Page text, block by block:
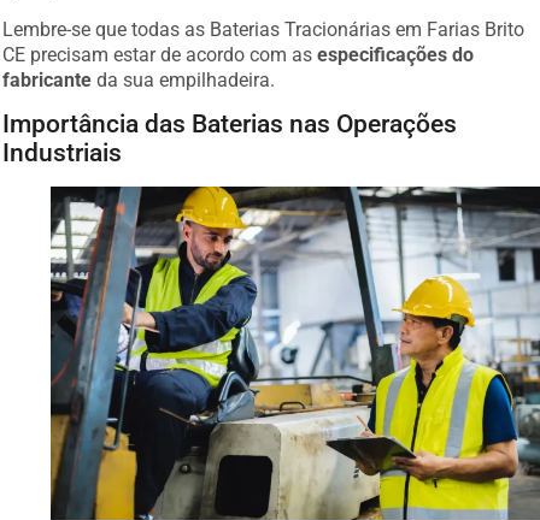
Lembre-se que todas as Baterias Tracionárias em Farias Brito
CE precisam estar de acordo com as especificações do
fabricante da sua empilhadeira.
Importância das Baterias nas Operações
Industriais